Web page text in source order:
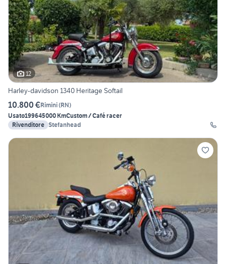
12
Harley-davidson 1340 Heritage Softail
10.800 €Rimini(RN)
Usato199645000 KmCustom / Café racer
Rivenditore Stefanhead